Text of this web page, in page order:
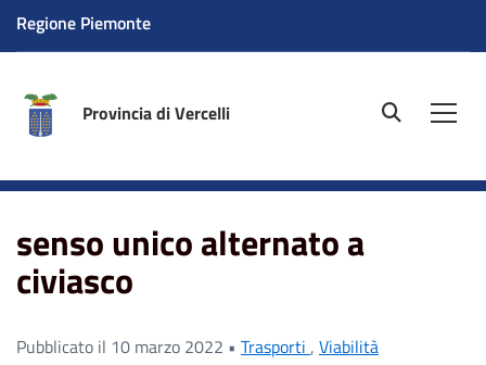
Regione Piemonte
Provincia di Vercelli site.searc
senso unico alternato a
civiasco
Pubblicato il 10 marzo 2022 • Trasporti , Viabilità